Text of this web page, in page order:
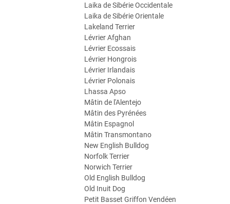
Laika de Sibérie Occidentale
Laika de Sibérie Orientale
Lakeland Terrier
Lévrier Afghan
Lévrier Ecossais
Lévrier Hongrois
Lévrier Irlandais
Lévrier Polonais
Lhassa Apso
Mâtin de l'Alentejo
Mâtin des Pyrénées
Mâtin Espagnol
Mâtin Transmontano
New English Bulldog
Norfolk Terrier
Norwich Terrier
Old English Bulldog
Old Inuit Dog
Petit Basset Griffon Vendéen